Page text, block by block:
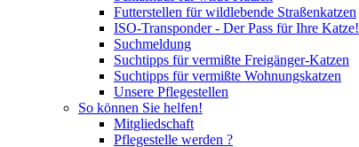
Futterstellen für wildlebende Straßenkatzen
ISO-Transponder - Der Pass für Ihre Katze!
Suchmeldung
Suchtipps für vermißte Freigänger-Katzen
Suchtipps für vermißte Wohnungskatzen
Unsere Pflegestellen
So können Sie helfen!
Mitgliedschaft
Pflegestelle werden ?